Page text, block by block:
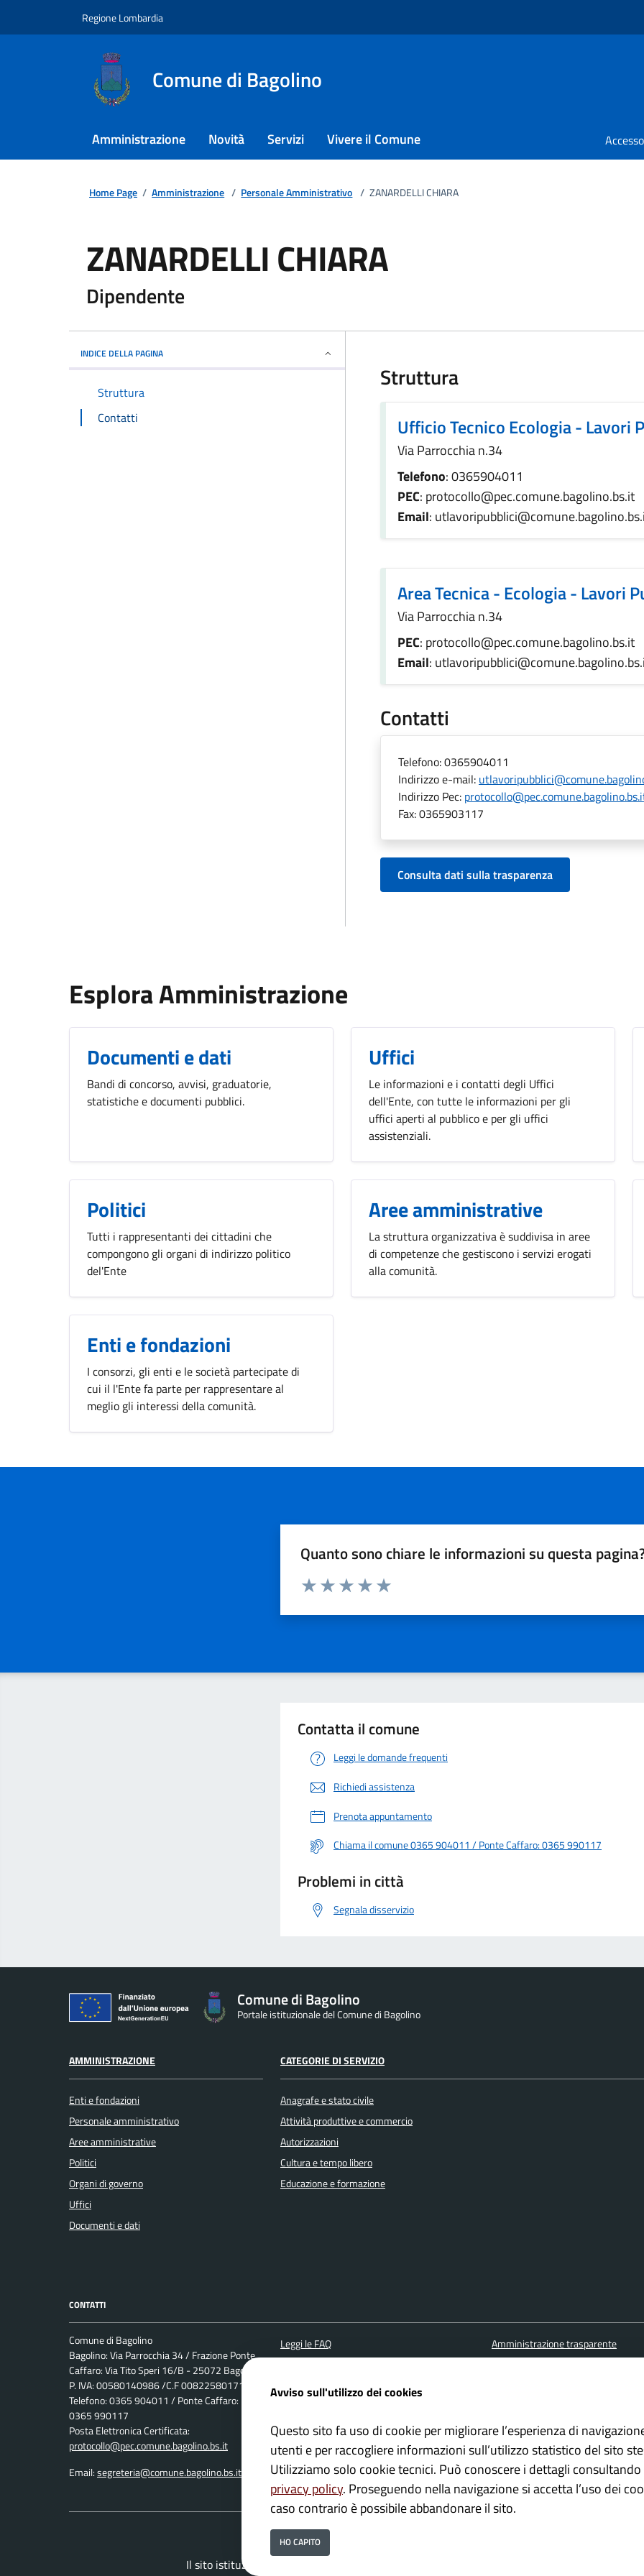
Regione Lombardia
Comune di Bagolino
Amministrazione Novità Servizi Vivere il Comune
Home Page / Amministrazione / Personale Amministrativo / ZANARDELLI CHIARA
ZANARDELLI CHIARA
Dipendente
INDICE DELLA PAGINA
Struttura
Contatti
Struttura
Ufficio Tecnico Ecologia - Lavori
Via Parrocchia n.34
Telefono: 0365904011
PEC: protocollo@pec.comune.bagolino.bs.it
Email:
Area Tecnica - Ecologia - Lavori
Via Parrocchia n.34
PEC: protocollo@pec.comune.bagolino.bs.it
Email:
Contatti
Telefono:0365904011
Indirizzo e-mail:
Indirizzo Pec:
Fax:0365903117
Consulta dati sulla trasparenza
Esplora Amministrazione
Documenti e dati
Bandi di concorso, avvisi, graduatorie,
statistiche e documenti pubblici.
Uffici
Le informazioni e i contatti degli Uffici
dell'Ente, con tutte le informazioni per gli
uffici aperti al pubblico e per gli uffici
assistenziali.
Politici
Tutti i rappresentanti dei cittadini che
compongono gli organi di indirizzo politico
del'Ente
Aree amministrative
La struttura organizzativa è suddivisa in aree
di competenze che gestiscono i servizi erogati
alla comunità.
Enti e fondazioni
I consorzi, gli enti e le società partecipate di
cui il l'Ente fa parte per rappresentare al
meglio gli interessi della comunità.
Quanto sono chiare le informazioni su questa
Valuta da 1 a 5 stelle la pagina
Contatta il comune
Leggi le domande frequenti
Richiedi assistenza
Prenota appuntamento
Chiama il comune 0365 904011 / Ponte Caffaro: 0365 990117
Problemi in città
Segnala disservizio
Comune di Bagolino
Portale istituzionale del Comune di Bagolino
AMMINISTRAZIONE
Enti e fondazioni
Personale amministrativo
Aree amministrative
Politici
Organi di governo
Uffici
Documenti e dati
CATEGORIE DI SERVIZIO
Anagrafe e stato civile
Attività produttive e commercio
Autorizzazioni
Cultura e tempo libero
Educazione e formazione
CONTATTI
Comune di Bagolino
Bagolino: Via Parrocchia 34 / Frazione Ponte
Caffaro: Via Tito Speri 16/B - 25072 Bagolino
P. IVA: 00580140986 /C.F 00822580171
Telefono: 0365 904011 / Ponte Caffaro:
0365 990117
Posta Elettronica Certificata:
protocollo@pec.comune.bagolino.bs.it
Email:segreteria@comune.bagolino.bs.it
Leggi le FAQ
Segnalazione disservizio
Amministrazione trasparente
Albo pretorio
Dichiarazione di accessibilità
Il sito istituzionale del Comune di Bagolino è un progetto realizzato da
Avviso sull'utilizzo dei cookies
Questo sito fa uso di cookie per migliorare l’esperienza di
utenti e per raccogliere informazioni sull’utilizzo statistico del sito
Utilizziamo solo cookie tecnici. Può conoscere i dettagli
privacy policy. Proseguendo nella navigazione si accetta l’uso dei
caso contrario è possibile abbandonare il sito.
HO CAPITO